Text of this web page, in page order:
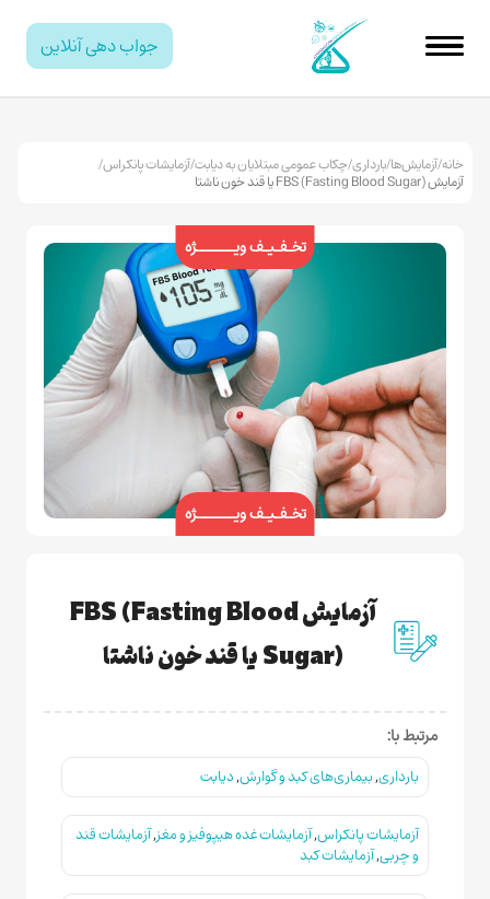
جواب دهی آنلاین
خانه/آزمایش‌ها/بارداری/چکاب عمومی مبتلایان به دیابت/آزمایشات پانکراس/
آزمایش FBS (Fasting Blood Sugar) یا قند خون ناشتا
تخـفـیـف ویـــــــژه
تخـفـیـف ویـــــــژه
آزمایش FBS (Fasting Blood
Sugar) یا قند خون ناشتا
مرتبط با:
بارداری,بیماری‌های کبد و گوارش,دیابت
آزمایشات پانکراس,آزمایشات غده هیپوفیز و مغز,آزمایشات قند
و چربی,آزمایشات کبد